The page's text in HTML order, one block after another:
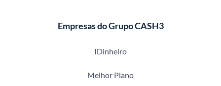
Empresas do Grupo CASH3
IDinheiro
Melhor Plano